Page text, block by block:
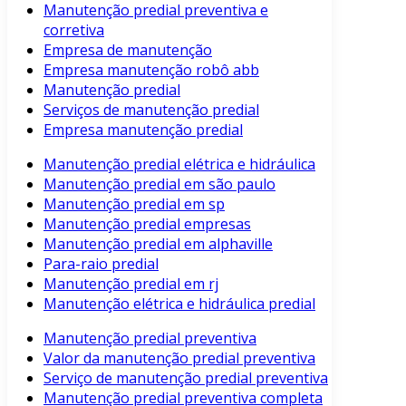
Manutenção predial preventiva e
corretiva
Empresa de manutenção
Empresa manutenção robô abb
Manutenção predial
Serviços de manutenção predial
Empresa manutenção predial
Manutenção predial elétrica e hidráulica
Manutenção predial em são paulo
Manutenção predial em sp
Manutenção predial empresas
Manutenção predial em alphaville
Para-raio predial
Manutenção predial em rj
Manutenção elétrica e hidráulica predial
Manutenção predial preventiva
Valor da manutenção predial preventiva
Serviço de manutenção predial preventiva
Manutenção predial preventiva completa